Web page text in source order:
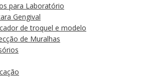
para Laboratório
Gengival
de troquel e modelo
de Muralhas